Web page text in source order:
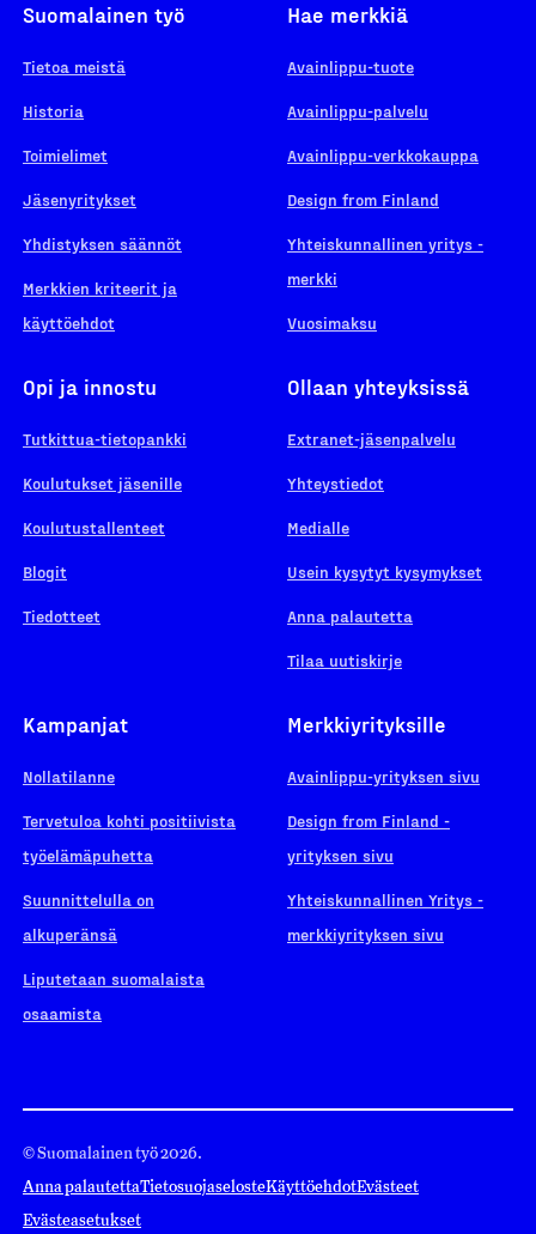
Suomalainen työ
Tietoa meistä
Historia
Toimielimet
Jäsenyritykset
Yhdistyksen säännöt
Merkkien kriteerit ja
käyttöehdot
Hae merkkiä
Avainlippu-tuote
Avainlippu-palvelu
Avainlippu-verkkokauppa
Design from Finland
Yhteiskunnallinen yritys -
merkki
Vuosimaksu
Opi ja innostu
Tutkittua-tietopankki
Koulutukset jäsenille
Koulutustallenteet
Blogit
Tiedotteet
Ollaan yhteyksissä
Extranet-jäsenpalvelu
Yhteystiedot
Medialle
Usein kysytyt kysymykset
Anna palautetta
Tilaa uutiskirje
Kampanjat
Nollatilanne
Tervetuloa kohti positiivista
työelämäpuhetta
Suunnittelulla on
alkuperänsä
Liputetaan suomalaista
osaamista
Merkkiyrityksille
Avainlippu-yrityksen sivu
Design from Finland -
yrityksen sivu
Yhteiskunnallinen Yritys -
merkkiyrityksen sivu
© Suomalainen työ 2026.
Anna palautettaTietosuojaselosteKäyttöehdotEvästeet
Evästeasetukset